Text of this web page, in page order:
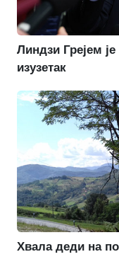
Линдзи Грејем
изузетак
Хвала деди на